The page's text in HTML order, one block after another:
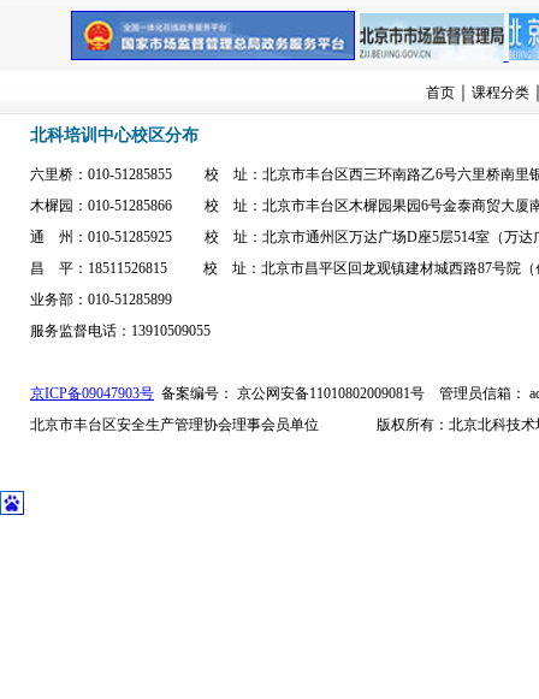
首页 课程分类
北科培训中心校区分布
六里桥：010-51285855 校 址：北京市丰台区西三环南路乙6号六里桥南里
木樨园：010-51285866 校 址：北京市丰台区木樨园果园6号金泰商贸大厦
通 州：010-51285925 校 址：北京市通州区万达广场D座5层514室（万达
昌 平：18511526815 校 址：北京市昌平区回龙观镇建材城西路87号院（
业务部：010-51285899
服务监督电话：13910509055
京ICP备09047903号 备案编号： 京公网安备11010802009081号 管理员信箱：
北京市丰台区安全生产管理协会理事会员单位 版权所有：北京北科技术培